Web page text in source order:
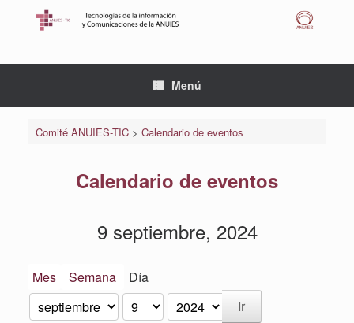
Menú
Comité ANUIES-TIC> Calendario de eventos
Calendario de eventos
9 septiembre, 2024
Mes Semana Día
Mes
Día
Año